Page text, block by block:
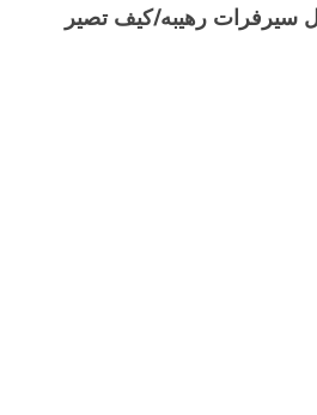
سيرفرات رهيبه/كيف تصير